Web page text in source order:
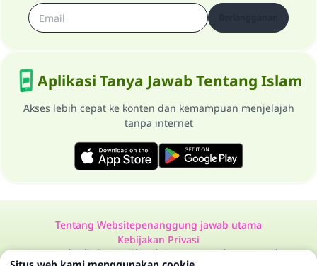
Aplikasi Tanya Jawab Tentang Islam
Akses lebih cepat ke konten dan kemampuan menjelajah
tanpa internet
Tentang Websitepenanggung jawab utama
Kebijakan Privasi
Semua Hak Dilindungi Milik Website Tanya Jawab Tentang Islam